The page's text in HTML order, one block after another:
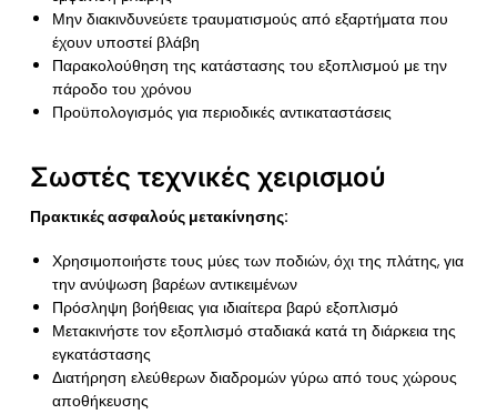
Μην διακινδυνεύετε τραυματισμούς από εξαρτήματα που
έχουν υποστεί βλάβη
Παρακολούθηση της κατάστασης του εξοπλισμού με την
πάροδο του χρόνου
Προϋπολογισμός για περιοδικές αντικαταστάσεις
Σωστές τεχνικές χειρισμού
Πρακτικές ασφαλούς μετακίνησης:
Χρησιμοποιήστε τους μύες των ποδιών, όχι της πλάτης, για
την ανύψωση βαρέων αντικειμένων
Πρόσληψη βοήθειας για ιδιαίτερα βαρύ εξοπλισμό
Μετακινήστε τον εξοπλισμό σταδιακά κατά τη διάρκεια της
εγκατάστασης
Διατήρηση ελεύθερων διαδρομών γύρω από τους χώρους
αποθήκευσης